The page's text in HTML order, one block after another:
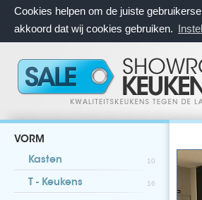
Cookies helpen om de juiste
akkoord dat wij cookies gebruiken.
VORM
Kasten 10
T - Keukens 16